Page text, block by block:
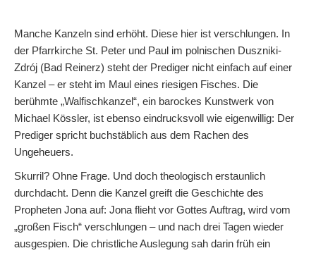
Manche Kanzeln sind erhöht. Diese hier ist verschlungen. In
der Pfarrkirche St. Peter und Paul im polnischen Duszniki-
Zdrój (Bad Reinerz) steht der Prediger nicht einfach auf einer
Kanzel – er steht im Maul eines riesigen Fisches. Die
berühmte „Walfischkanzel“, ein barockes Kunstwerk von
Michael Kössler, ist ebenso eindrucksvoll wie eigenwillig: Der
Prediger spricht buchstäblich aus dem Rachen des
Ungeheuers.
Skurril? Ohne Frage. Und doch theologisch erstaunlich
durchdacht. Denn die Kanzel greift die Geschichte des
Propheten Jona auf: Jona flieht vor Gottes Auftrag, wird vom
„großen Fisch“ verschlungen – und nach drei Tagen wieder
ausgespien. Die christliche Auslegung sah darin früh ein